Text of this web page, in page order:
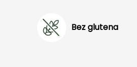
Bez glutena